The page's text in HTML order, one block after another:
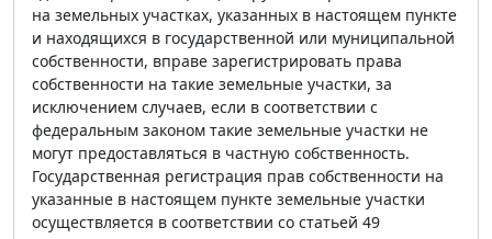
на земельных участках, указанных в настоящем пункте
и находящихся в государственной или муниципальной
собственности, вправе зарегистрировать права
собственности на такие земельные участки, за
исключением случаев, если в соответствии с
федеральным законом такие земельные участки не
могут предоставляться в частную собственность.
Государственная регистрация прав собственности на
указанные в настоящем пункте земельные участки
осуществляется в соответствии со статьей 49